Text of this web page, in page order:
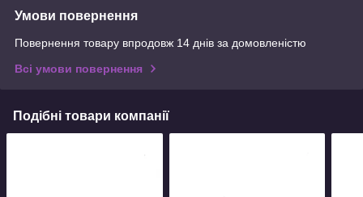
Умови повернення
Повернення товару впродовж 14 днів за домовленістю
Всі умови повернення
Подібні товари компанії